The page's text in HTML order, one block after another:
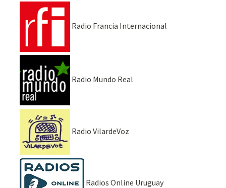
Radio Francia Internacional
Radio Mundo Real
Radio VilardeVoz
Radios Online Uruguay